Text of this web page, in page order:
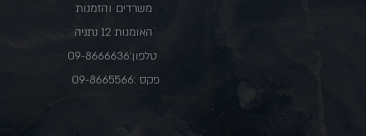
משרדים והזמנות
האומנות 12 נתניה
טלפון:09-8666636
פקס :09-8665566